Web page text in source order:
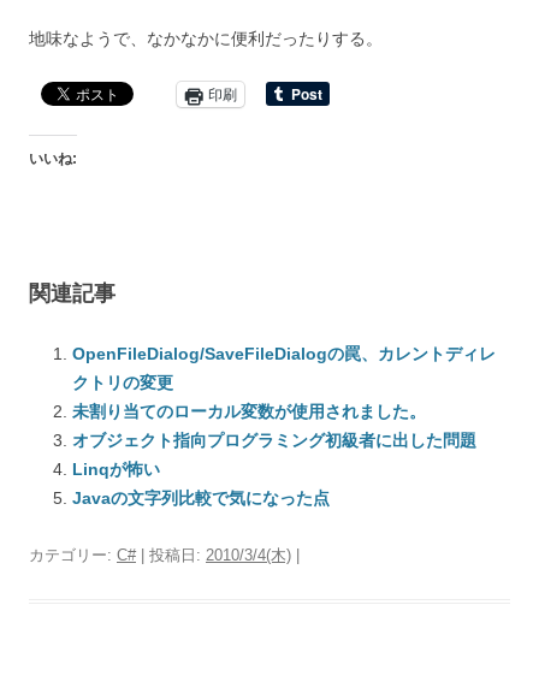
地味なようで、なかなかに便利だったりする。
印刷
いいね:
関連記事
OpenFileDialog/SaveFileDialogの罠、カレントディレ
クトリの変更
未割り当てのローカル変数が使用されました。
オブジェクト指向プログラミング初級者に出した問題
Linqが怖い
Javaの文字列比較で気になった点
カテゴリー: C#| 投稿日: 2010/3/4(木)